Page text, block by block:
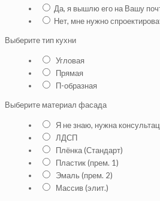
Да, я вышлю его на Вашу
Нет, мне нужно
Выберите тип кухни
Угловая
Прямая
П-образная
Выберите материал фасада
Я не знаю, нужна
ЛДСП
Плёнка (Стандарт)
Пластик (прем. 1)
Эмаль (прем. 2)
Массив (элит.)